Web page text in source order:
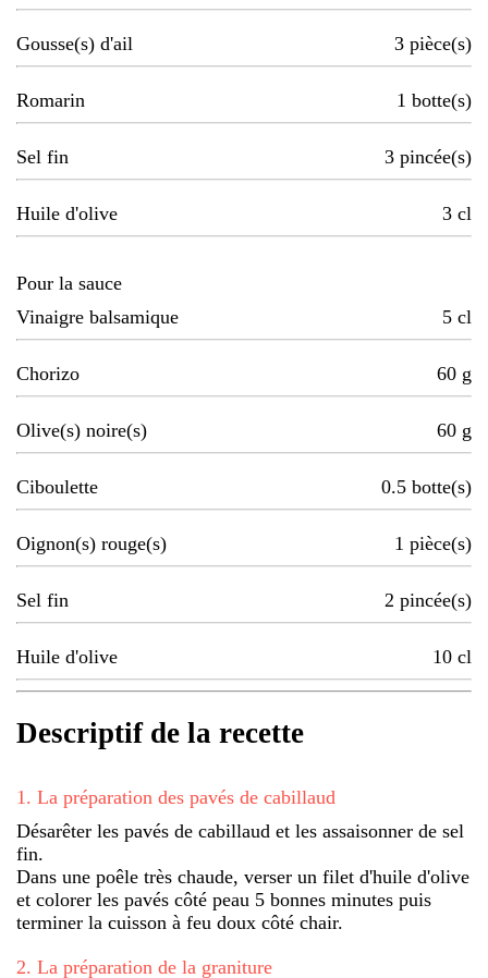
Gousse(s) d'ail 3 pièce(s)
Romarin 1 botte(s)
Sel fin 3 pincée(s)
Huile d'olive 3 cl
Pour la sauce
Vinaigre balsamique
5 cl
Chorizo 60 g
Olive(s) noire(s) 60 g
Ciboulette 0.5 botte(s)
Oignon(s) rouge(s) 1 pièce(s)
Sel fin 2 pincée(s)
Huile d'olive 10 cl
Descriptif de la recette
1 . La préparation des pavés de cabillaud
Désarêter les pavés de cabillaud et les assaisonner de sel
fin.
Dans une poêle très chaude, verser un filet d'huile d'olive
et colorer les pavés côté peau 5 bonnes minutes puis
terminer la cuisson à feu doux côté chair.
2. La préparation de la graniture